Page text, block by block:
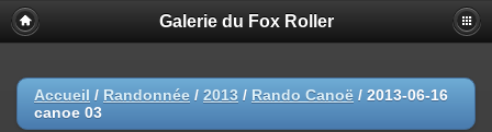
Galerie du Fox Roller
Accueil / Randonnée / 2013 / Rando Canoë / 2013-06-16
canoe 03